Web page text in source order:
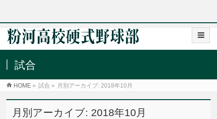
試合
HOME » 試合 » 月別アーカイブ: 2018年10月
月別アーカイブ: 2018年10月